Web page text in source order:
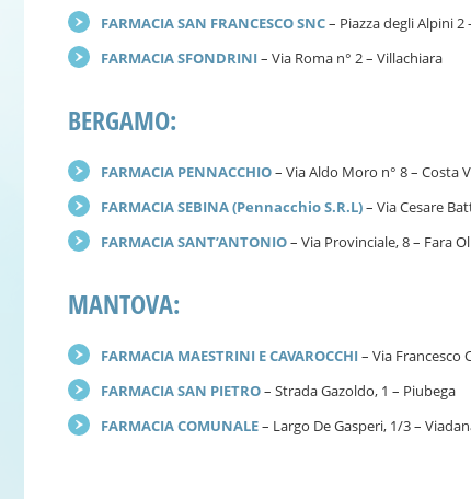
FARMACIA SAN FRANCESCO SNC– Piazza degli Alpini 2
FARMACIA SFONDRINI– Via Roma n° 2 – Villachiara
BERGAMO:
FARMACIA PENNACCHIO– Via Aldo Moro n° 8 – Costa
FARMACIA SEBINA (Pennacchio S.R.L)– Via Cesare
FARMACIA SANT’ANTONIO– Via Provinciale, 8 – Fara
MANTOVA:
FARMACIA MAESTRINI E CAVAROCCHI– Via Francesco
FARMACIA SAN PIETRO– Strada Gazoldo, 1 – Piubega
FARMACIA COMUNALE– Largo De Gasperi, 1/3 –